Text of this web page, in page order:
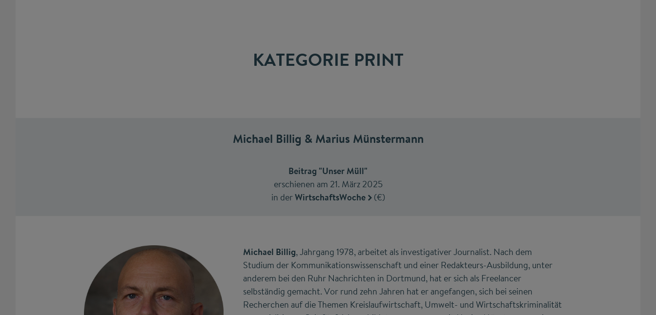
KATEGORIE PRINT
Michael Billig & Marius Münstermann
Beitrag "Unser Müll"
erschienen am 21. März 2025
in derWirtschaftsWoche (€)
Michael Billig, Jahrgang 1978, arbeitet als investigativer Journalist. Nach dem
Studium der Kommunikationswissenschaft und einer Redakteurs-Ausbildung, unter
anderem bei den Ruhr Nachrichten in Dortmund, hat er sich als Freelancer
selbständig gemacht. Vor rund zehn Jahren hat er angefangen, sich bei seinen
Recherchen auf die Themen Kreislaufwirtschaft, Umwelt- und Wirtschaftskriminalität